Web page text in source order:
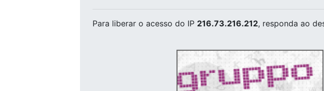
Para liberar o acesso do IP 216.73.216.212, responda ao